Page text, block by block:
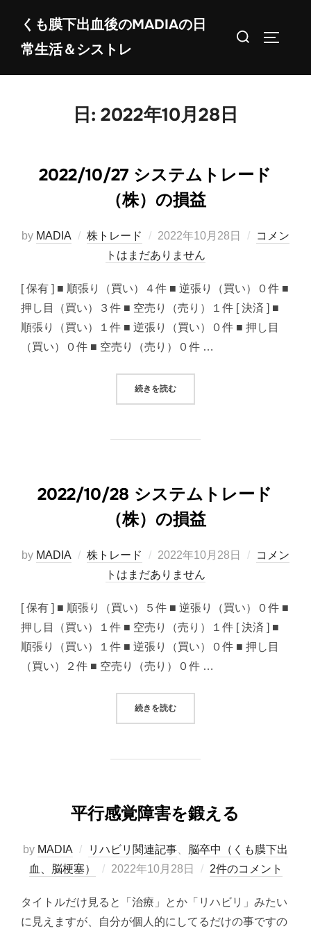
くも膜下出血後のMADIAの日
常生活＆シストレ
検
日: 2022年10月28日
2022/10/27 システムトレード
（株）の損益
by MADIA 株トレード
投
稿
2022年10月28日
コメン
トはまだありません
[ 保有 ] ■ 順張り（買い）４件 ■ 逆張り（買い）０件 ■
押し目（買い）３件 ■ 空売り（売り）１件 [ 決済 ] ■
順張り（買い）１件 ■ 逆張り（買い）０件 ■ 押し目
（買い）０件 ■ 空売り（売り）０件 …
続きを読む“2022/10/27 システムトレード（
2022/10/28 システムトレード
（株）の損益
by MADIA 株トレード
投
稿
2022年10月28日
コメン
トはまだありません
[ 保有 ] ■ 順張り（買い）５件 ■ 逆張り（買い）０件 ■
押し目（買い）１件 ■ 空売り（売り）１件 [ 決済 ] ■
順張り（買い）１件 ■ 逆張り（買い）０件 ■ 押し目
（買い）２件 ■ 空売り（売り）０件 …
続きを読む“2022/10/28 システムトレード（
平行感覚障害を鍛える
by MADIA リハビリ関連記事
脳卒中（くも膜下出
血、脳梗塞）
投
日:
2022年10月28日 2件のコメント
タイトルだけ見ると「治療」とか「リハビリ」みたい
に見えますが、自分が個人的にしてるだけの事ですの